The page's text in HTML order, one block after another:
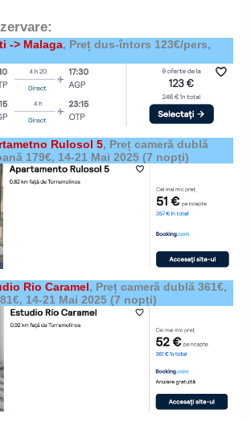
-> Malaga, Preț dus-întors 123€/pers,
Rulosol 5, Preț cameră dublă
179€, 14-21 Mai 2025(7 nopți)
Rio Caramel, Preț cameră dublă 361€,
14-21 Mai 2025(7 nopți)